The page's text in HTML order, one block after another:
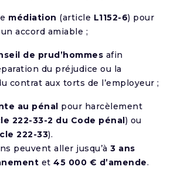
médiation (article L1152-6) pour
accord amiable ;
de prud’hommes afin
du préjudice ou la
contrat aux torts de l’employeur ;
au pénal pour harcèlement
222-33-2 du Code pénal) ou
222-33).
peuvent aller jusqu’à3 ans
et45 000 € d’amende.